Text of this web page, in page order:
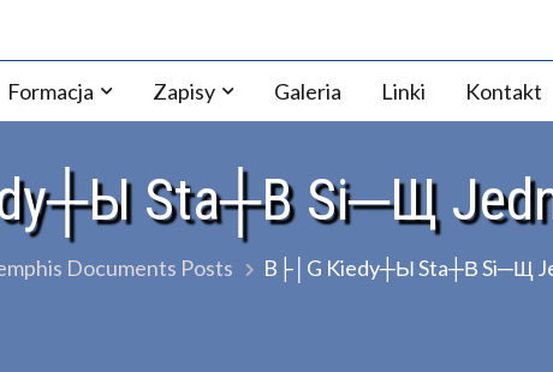
Warszawsko-Praskiej
Formacja Zapisy Galeria Linki Kontakt
Sta┼В Si─Щ
Documents Posts B├│g Kiedy┼Ы Sta┼В Si─Щ